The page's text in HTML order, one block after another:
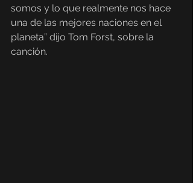
somos y lo que realmente nos hace
una de las mejores naciones en el
planeta” dijo Tom Forst, sobre la
canción.